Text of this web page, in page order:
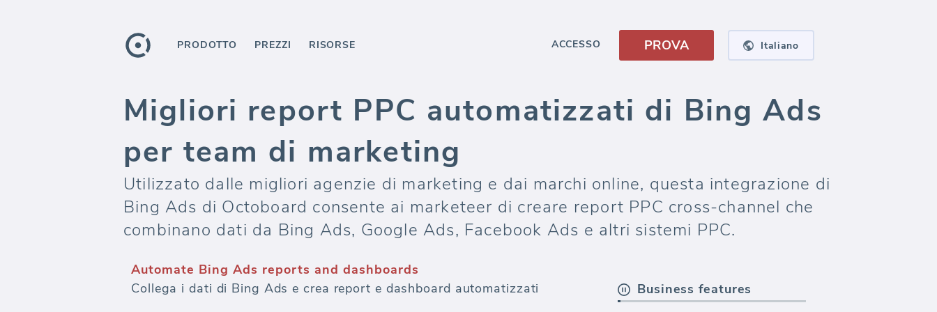
PRODOTTO PREZZI RISORSE ACCESSO PROVA Italiano
Migliori report PPC automatizzati di Bing Ads
per team di marketing
Utilizzato dalle migliori agenzie di marketing e dai marchi online, questa integrazione di
Bing Ads di Octoboard consente ai marketeer di creare report PPC cross-channel che
combinano dati da Bing Ads, Google Ads, Facebook Ads e altri sistemi PPC.
Automate Bing Ads reports and dashboards
Collega i dati di Bing Ads e crea report e dashboard automatizzati
Business features